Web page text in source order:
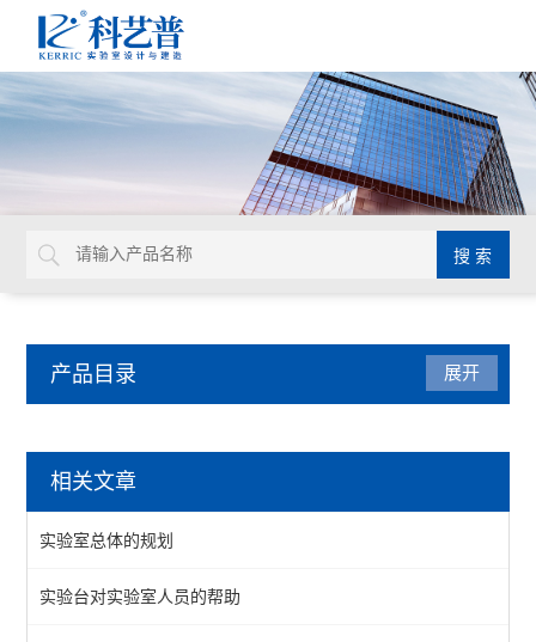
产品目录
实验台
通风柜
实验室高柜
展开
相关文章
实验室总体的规划
实验台对实验室人员的帮助